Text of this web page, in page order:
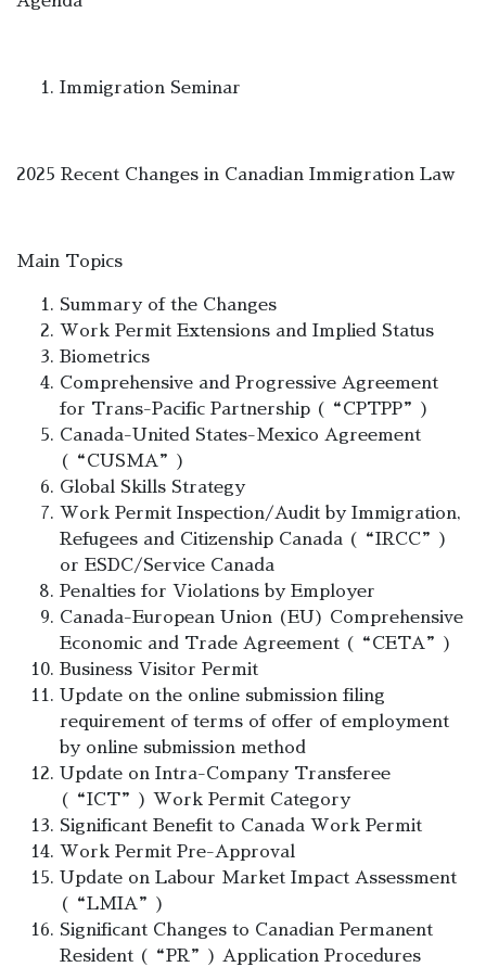
Immigration Seminar
2025 Recent Changes in Canadian Immigration Law
Main Topics
Summary of the Changes
Work Permit Extensions and Implied Status
Biometrics
Comprehensive and Progressive Agreement
for Trans-Pacific Partnership (“CPTPP”)
Canada-United States-Mexico Agreement
(“CUSMA”)
Global Skills Strategy
Work Permit Inspection/Audit by Immigration,
Refugees and Citizenship Canada (“IRCC”)
or ESDC/Service Canada
Penalties for Violations by Employer
Canada-European Union (EU) Comprehensive
Economic and Trade Agreement (“CETA”)
Business Visitor Permit
Update on the online submission filing
requirement of terms of offer of employment
by online submission method
Update on Intra-Company Transferee
(“ICT”) Work Permit Category
Significant Benefit to Canada Work Permit
Work Permit Pre-Approval
Update on Labour Market Impact Assessment
(“LMIA”)
Significant Changes to Canadian Permanent
Resident (“PR”) Application Procedures